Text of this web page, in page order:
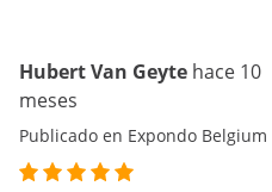
Hubert Van Geyte hace 10
meses
Publicado en Expondo Belgium